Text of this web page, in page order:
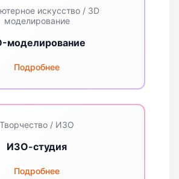
искусство / 3D
моделирование
моделирование
Подробнее
Творчество / ИЗО
ИЗО-студия
Подробнее